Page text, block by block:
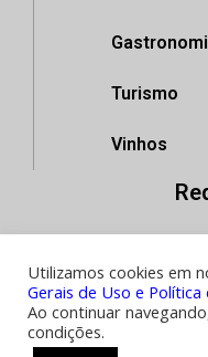
Turismo
Vinhos
Utilizamos cookies em
Gerais de Uso e Política
Ao continuar
condições.